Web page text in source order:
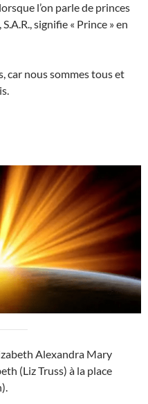
l’on parle de princes
signifie « Prince » en
car nous sommes tous et
Alexandra Mary
(Liz Truss) à la place